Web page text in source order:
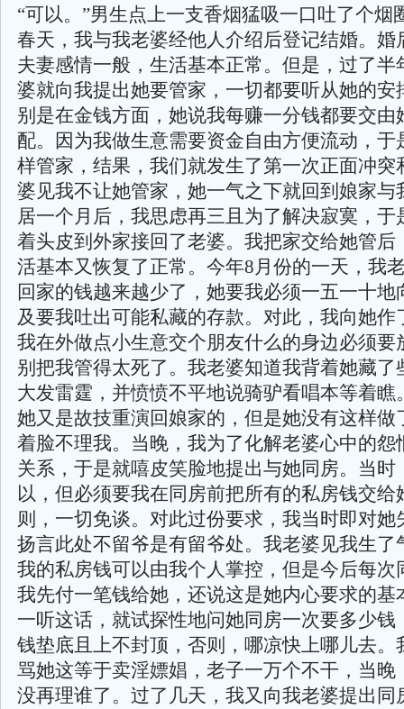
“可以。”男生点上一支香烟猛吸一口吐了个烟
春天，我与我老婆经他人介绍后登记结婚。婚
夫妻感情一般，生活基本正常。但是，过了半
婆就向我提出她要管家，一切都要听从她的安
别是在金钱方面，她说我每赚一分钱都要交由
配。因为我做生意需要资金自由方便流动，于
样管家，结果，我们就发生了第一次正面冲突
婆见我不让她管家，她一气之下就回到娘家与
居一个月后，我思虑再三且为了解决寂寞，于
着头皮到外家接回了老婆。我把家交给她管后
活基本又恢复了正常。今年8月份的一天，我
回家的钱越来越少了，她要我必须一五一十地
及要我吐出可能私藏的存款。对此，我向她作
我在外做点小生意交个朋友什么的身边必须要
别把我管得太死了。我老婆知道我背着她藏了
大发雷霆，并愤愤不平地说骑驴看唱本等着瞧
她又是故技重演回娘家的，但是她没有这样做
着脸不理我。当晚，我为了化解老婆心中的怨
关系，于是就嘻皮笑脸地提出与她同房。当时
以，但必须要我在同房前把所有的私房钱交给
则，一切免谈。对此过份要求，我当时即对她
扬言此处不留爷是有留爷处。我老婆见我生了
我的私房钱可以由我个人掌控，但是今后每次
我先付一笔钱给她，还说这是她内心要求的基
一听这话，就试探性地问她同房一次要多少钱
钱垫底且上不封顶，否则，哪凉快上哪儿去。
骂她这等于卖淫嫖娼，老子一万个不干，当晚
没再理谁了。过了几天，我又向我老婆提出同